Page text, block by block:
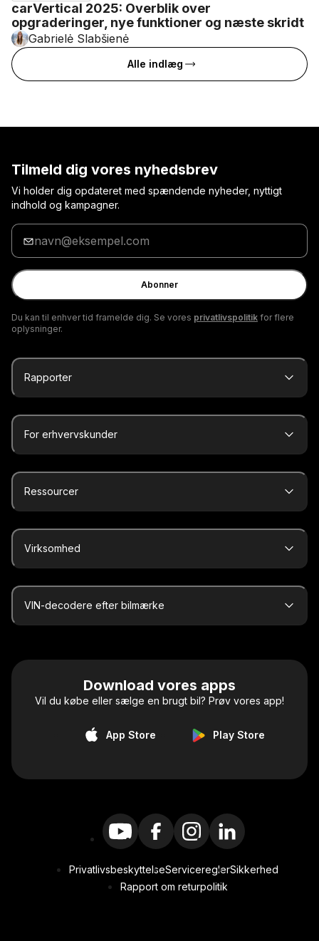
carVertical 2025: Overblik over
opgraderinger, nye funktioner og næste skridt
Gabrielė Slabšienė
Alle indlæg
Tilmeld dig vores nyhedsbrev
Vi holder dig opdateret med spændende nyheder, nyttigt
indhold og kampagner.
Indtast
din
e-
mail
Abonner
Du kan til enhver tid framelde dig. Se vores privatlivspolitik for flere
oplysninger.
Rapporter
For erhvervskunder
Ressourcer
Virksomhed
VIN-decodere efter bilmærke
Download vores apps
Vil du købe eller sælge en brugt bil? Prøv vores app!
App Store Play Store
PrivatlivsbeskyttelseServicereglerSikkerhed
Rapport om returpolitik